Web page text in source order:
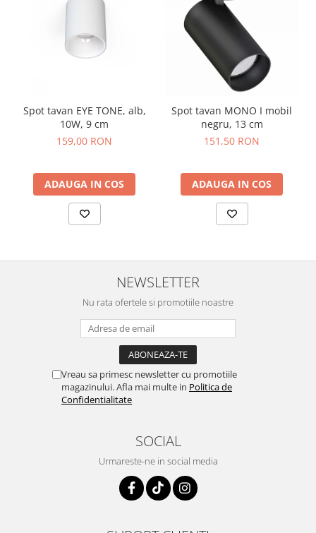
Spot tavan EYE TONE, alb,
10W, 9 cm
159,00 RON
ADAUGA IN COS
Spot tavan MONO I mobil
negru, 13 cm
151,50 RON
ADAUGA IN COS
NEWSLETTER
Nu rata ofertele si promotiile noastre
Vreau sa primesc newsletter cu promotiile
magazinului. Afla mai multe in Politica de
Confidentialitate
SOCIAL
Urmareste-ne in social media